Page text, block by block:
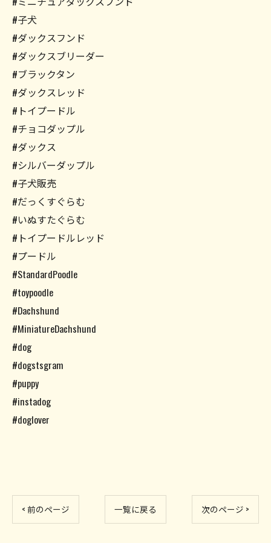
#子犬
#ダックスフンド
#ダックスブリーダー
#ブラックタン
#ダックスレッド
#トイプードル
#チョコダップル
#ダックス
#シルバーダップル
#子犬販売
#だっくすぐらむ
#いぬすたぐらむ
#トイプードルレッド
#プードル
#StandardPoodle
#toypoodle
#Dachshund
#MiniatureDachshund
#dog
#dogstsgram
#puppy
#instadog
#doglover
< 前のページ 一覧に戻る 次のページ >